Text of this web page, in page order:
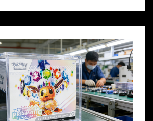
geleneksel özel üretim...